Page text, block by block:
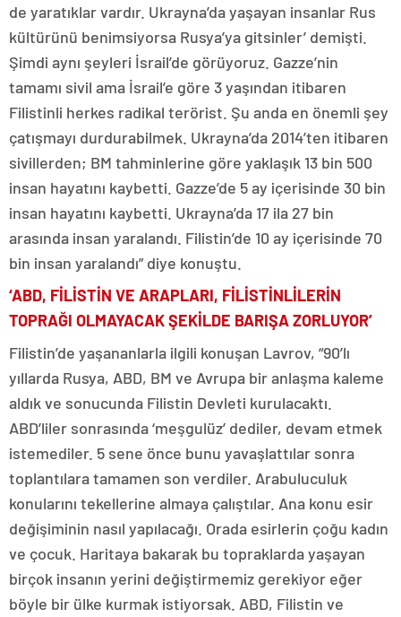
de yaratıklar vardır. Ukrayna’da yaşayan insanlar Rus
kültürünü benimsiyorsa Rusya’ya gitsinler’ demişti.
Şimdi aynı şeyleri İsrail’de görüyoruz. Gazze’nin
tamamı sivil ama İsrail’e göre 3 yaşından itibaren
Filistinli herkes radikal terörist. Şu anda en önemli şey
çatışmayı durdurabilmek. Ukrayna’da 2014’ten itibaren
sivillerden; BM tahminlerine göre yaklaşık 13 bin 500
insan hayatını kaybetti. Gazze’de 5 ay içerisinde 30 bin
insan hayatını kaybetti. Ukrayna’da 17 ila 27 bin
arasında insan yaralandı. Filistin’de 10 ay içerisinde 70
bin insan yaralandı” diye konuştu.
‘ABD, FİLİSTİN VE ARAPLARI, FİLİSTİNLİLERİN
TOPRAĞI OLMAYACAK ŞEKİLDE BARIŞA ZORLUYOR’
Filistin’de yaşananlarla ilgili konuşan Lavrov, “90’lı
yıllarda Rusya, ABD, BM ve Avrupa bir anlaşma kaleme
aldık ve sonucunda Filistin Devleti kurulacaktı.
ABD’liler sonrasında ‘meşgulüz’ dediler, devam etmek
istemediler. 5 sene önce bunu yavaşlattılar sonra
toplantılara tamamen son verdiler. Arabuluculuk
konularını tekellerine almaya çalıştılar. Ana konu esir
değişiminin nasıl yapılacağı. Orada esirlerin çoğu kadın
ve çocuk. Haritaya bakarak bu topraklarda yaşayan
birçok insanın yerini değiştirmemiz gerekiyor eğer
böyle bir ülke kurmak istiyorsak. ABD, Filistin ve